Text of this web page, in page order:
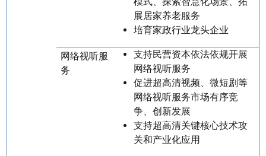
展居家养老服务
培育家政行业龙头企业
网络视听服
务
支持民营资本依法依规开展
网络视听服务
促进超高清视频、微短剧等
网络视听服务市场有序竞
争、创新发展
支持超高清关键核心技术攻
关和产业化应用